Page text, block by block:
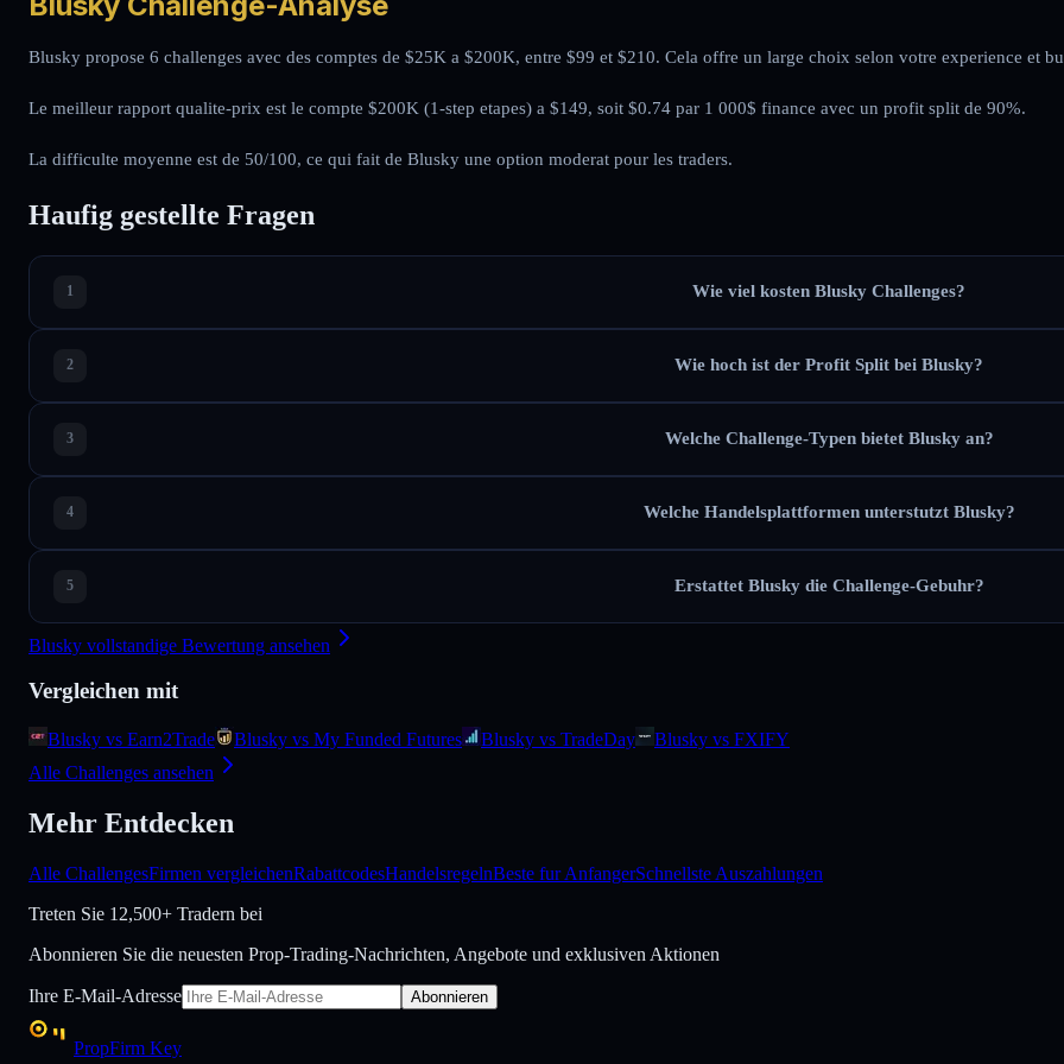
Blusky propose 6 challenges avec des comptes de $25K a $200K, entre $99 et $210. Cela offre un large choix selon votre experience et
Le meilleur rapport qualite-prix est le compte $200K (1-step etapes) a $149, soit $0.74 par 1 000$ finance avec un profit split de 90%.
La difficulte moyenne est de 50/100, ce qui fait de Blusky une option moderat pour les traders.
Haufig gestellte Fragen
Wie viel kosten Blusky Challenges?
Wie hoch ist der Profit Split bei Blusky?
Welche Challenge-Typen bietet Blusky an?
Welche Handelsplattformen unterstutzt Blusky?
Erstattet Blusky die Challenge-Gebuhr?
Blusky vollstandige Bewertung ansehen
Vergleichen mit
Blusky vs Earn2Trade Blusky vs My Funded Futures Blusky vs TradeDay
Blusky vs FXIFY
Alle Challenges ansehen
Mehr Entdecken
Alle ChallengesFirmen vergleichenRabattcodesHandelsregelnBeste fur AnfangerSchnellste Auszahlungen
Treten Sie 12,500+ Tradern bei
Abonnieren Sie die neuesten Prop-Trading-Nachrichten, Angebote und exklusiven Aktionen
Ihre E-Mail-Adresse Abonnieren
PropFirm Key